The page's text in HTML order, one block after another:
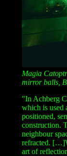
Magia
mirror balls,
"In Achberg
which is used
positioned,
construction.
neighbour
refracted.
art of